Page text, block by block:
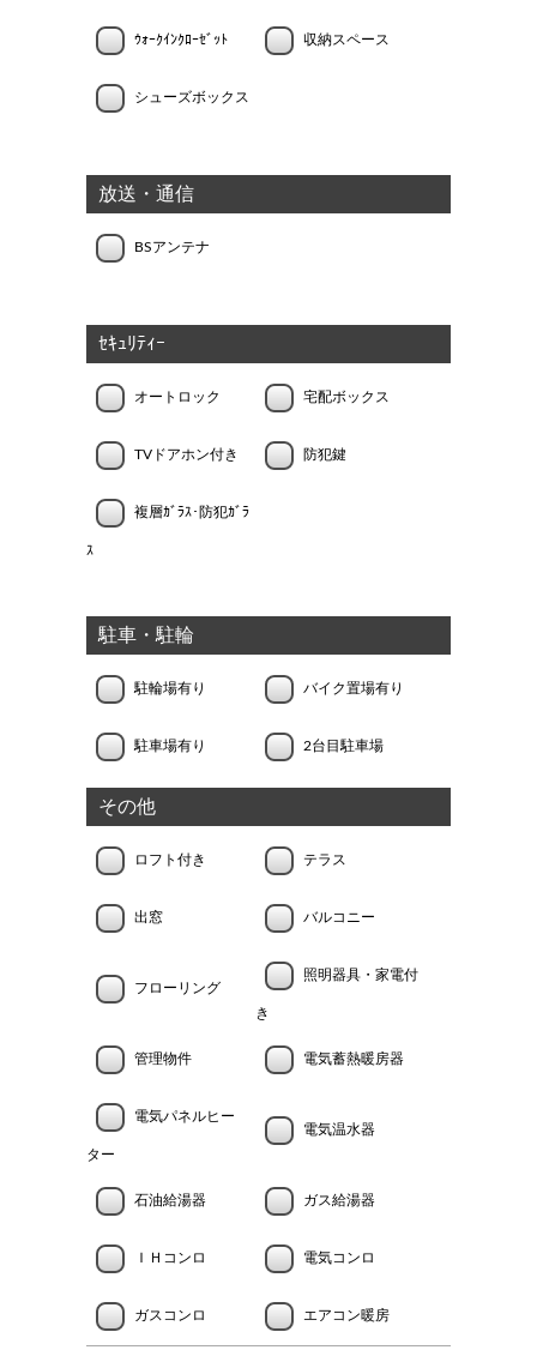
ｳｫｰｸｲﾝｸﾛｰｾﾞｯﾄ 収納スペース
シューズボックス
放送・通信
BSアンテナ
ｾｷｭﾘﾃｨｰ
オートロック 宅配ボックス
TVドアホン付き 防犯鍵
複層ｶﾞﾗｽ･防犯ｶﾞﾗ
ｽ
駐車・駐輪
駐輪場有り バイク置場有り
駐車場有り 2台目駐車場
その他
ロフト付き テラス
出窓 バルコニー
フローリング
照明器具・家電付
き
管理物件 電気蓄熱暖房器
電気パネルヒー
ター
電気温水器
石油給湯器 ガス給湯器
ＩＨコンロ 電気コンロ
ガスコンロ エアコン暖房